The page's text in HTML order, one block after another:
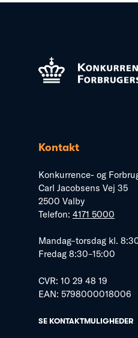
Kontakt
Konkurrence- og
Carl Jacobsens Vej 35
2500 Valby
Telefon: 4171 5000
Mandag–torsdag kl.
Fredag 8:30–15:00
CVR: 10 29 48 19
EAN: 5798000018006
SE KONTAKTMULIGHEDER